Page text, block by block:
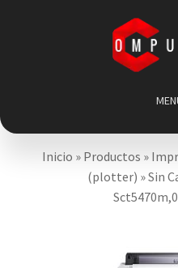
Saltar
navegación
contenido
Mi
Inicio » Productos »
(plotter) »Sin